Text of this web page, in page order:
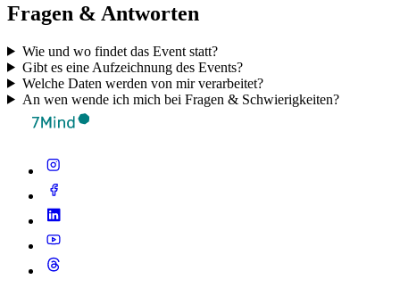
Fragen & Antworten
Wie und wo findet das Event statt?
Gibt es eine Aufzeichnung des Events?
Welche Daten werden von mir verarbeitet?
An wen wende ich mich bei Fragen & Schwierigkeiten?